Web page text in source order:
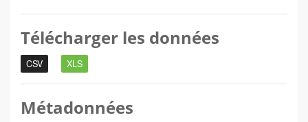
Télécharger les données
CSV XLS
Métadonnées